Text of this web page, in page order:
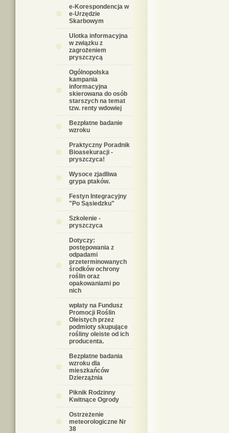
e-Korespondencja w
e-Urzędzie
Skarbowym
Ulotka informacyjna
w związku z
zagrożeniem
pryszczycą
Ogólnopolska
kampania
informacyjna
skierowana do osób
starszych na temat
tzw. renty wdowiej
Bezpłatne badanie
wzroku
Praktyczny Poradnik
Bioasekuracji -
pryszczyca!
Wysoce zjadliwa
grypa ptaków.
Festyn Integracyjny
"Po Sąsiedzku"
Szkolenie -
pryszczyca
Dotyczy:
postępowania z
odpadami
przeterminowanych
środków ochrony
roślin oraz
opakowaniami po
nich
wpłaty na Fundusz
Promocji Roślin
Oleistych przez
podmioty skupujące
rośliny oleiste od ich
producenta.
Bezpłatne badania
wzroku dla
mieszkańców
Dzierzążnia
Piknik Rodzinny
Kwitnące Ogrody
Ostrzeżenie
meteorologiczne Nr
38